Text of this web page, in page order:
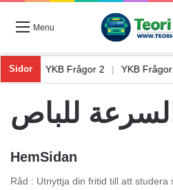
Menu
Sidor
1 YKB Frågor 2 YKB
للباص
HemSidan
Råd : Utnyttja din fritid till att studera